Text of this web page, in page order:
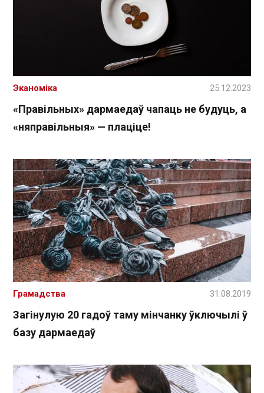
«Правільных» дармаедаў чапаць не будуць, а
«няправільныя» — плаціце!
Эканоміка 25.12.2023
Загінулую 20 гадоў таму мінчанку ўключылі ў
базу дармаедаў
Грамадства 31.08.2019